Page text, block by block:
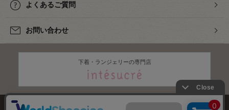
よくあるご質問
お問い合わせ
下着・ランジェリーの専門店